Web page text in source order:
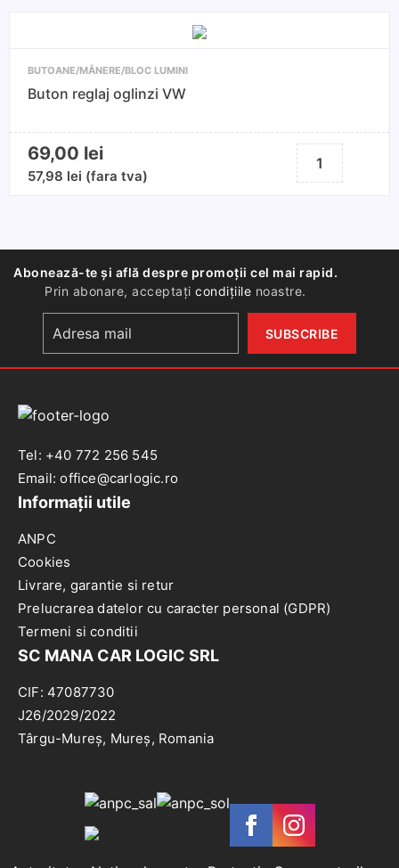
BUTOANE/MÂNERE/BLOC LUMINI
Buton reglaj oglinzi VW
69,00 lei
57,98 lei (fara tva)
Cantitate
Buton
Abonează-te și află despre promoții cel mai rapid.
Prin abonare, acceptațicondițiile noastre.
Tel: +40 772 256 545
Email: office@carlogic.ro
Informații utile
ANPC
Cookies
Livrare, garantie si retur
Prelucrarea datelor cu caracter personal (GDPR)
Termeni si conditii
SC MANA CAR LOGIC SRL
CIF: 47087730
J26/2029/2022
Târgu-Mureș, Mureș, Romania